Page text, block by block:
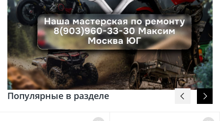
Популярные в разделе